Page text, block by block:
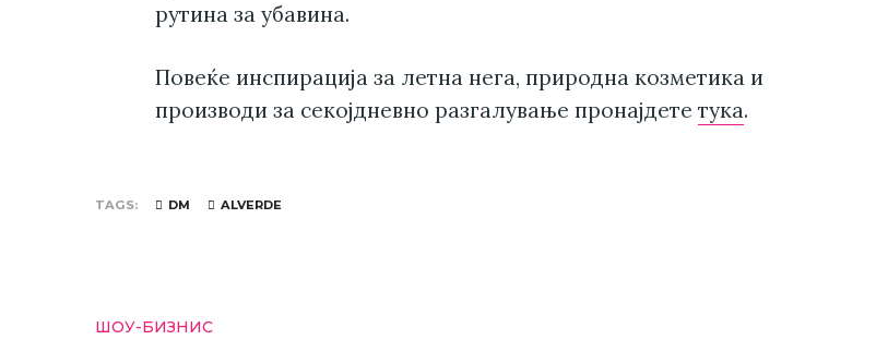
рутина за убавина.
Повеќе инспирација за летна нега, природна козметика и
производи за секојдневно разгалување пронајдете тука.
TAGS DM ALVERDE
ШОУ-БИЗНИС